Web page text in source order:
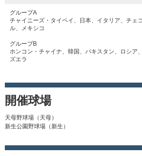
グループA
チャイニーズ・タイペイ、日本、イタリア、チェ
ル、メキシコ
グループB
ホンコン・チャイナ、韓国、パキスタン、ロシア
ズエラ
開催球場
天母野球場（天母）
新生公園野球場（新生）